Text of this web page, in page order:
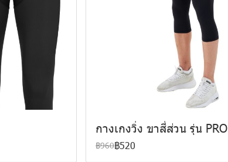
กางเกงวิ่ง ขาสี่ส่วน รุ่น PRO
฿960฿520